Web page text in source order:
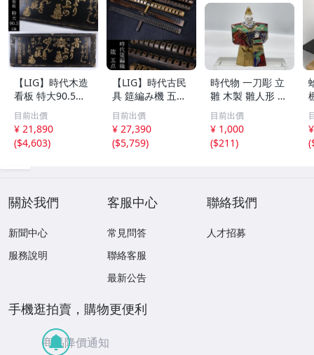
【LIG】時代木造
看板 特大90.5㎝
金彩 本舗 高田徳
左衛門 古美術品
2606.676
目前出價
¥ 21,890
($4,603)
【LIG】時代古民
具 筵編み機 五点
むしろ編み 筬 お
さ 農具 古道具 26
04.458
目前出價
¥ 27,390
($5,759)
時代物 一刀彫 立
雛 木製 雛人形 木
彫彩色 小型 2.2×
3.5×H5.7cm ひな
祭り 郷土玩具 木
工芸 置物 木彫人
目前出價
¥ 1,000
($211)
(
關於我們
新聞中心
服務說明
客服中心
常見問答
聯絡客服
最新公告
聯絡我們
人才招募
手機逛拍賣，購物更便利
商品降價通知